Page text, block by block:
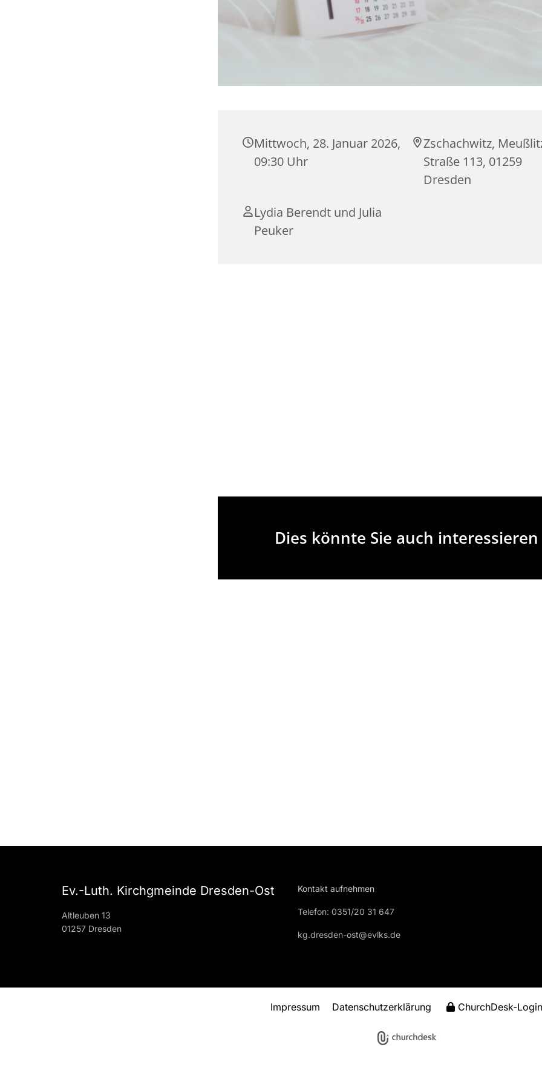
Mittwoch, 28. Januar 2026,
09:30 Uhr
Zschachwitz,
Straße 113, 01259
Dresden
Lydia Berendt und Julia
Peuker
Dies könnte Sie auch interessieren
Ev.-Luth. Kirchgmeinde Dresden-Ost
Altleuben 13
01257 Dresden
Kontakt aufnehmen
Telefon: 0351/20 31 647
kg.dresden-ost@evlks.de
Impressum Datenschutzerklärung ChurchDesk-Login